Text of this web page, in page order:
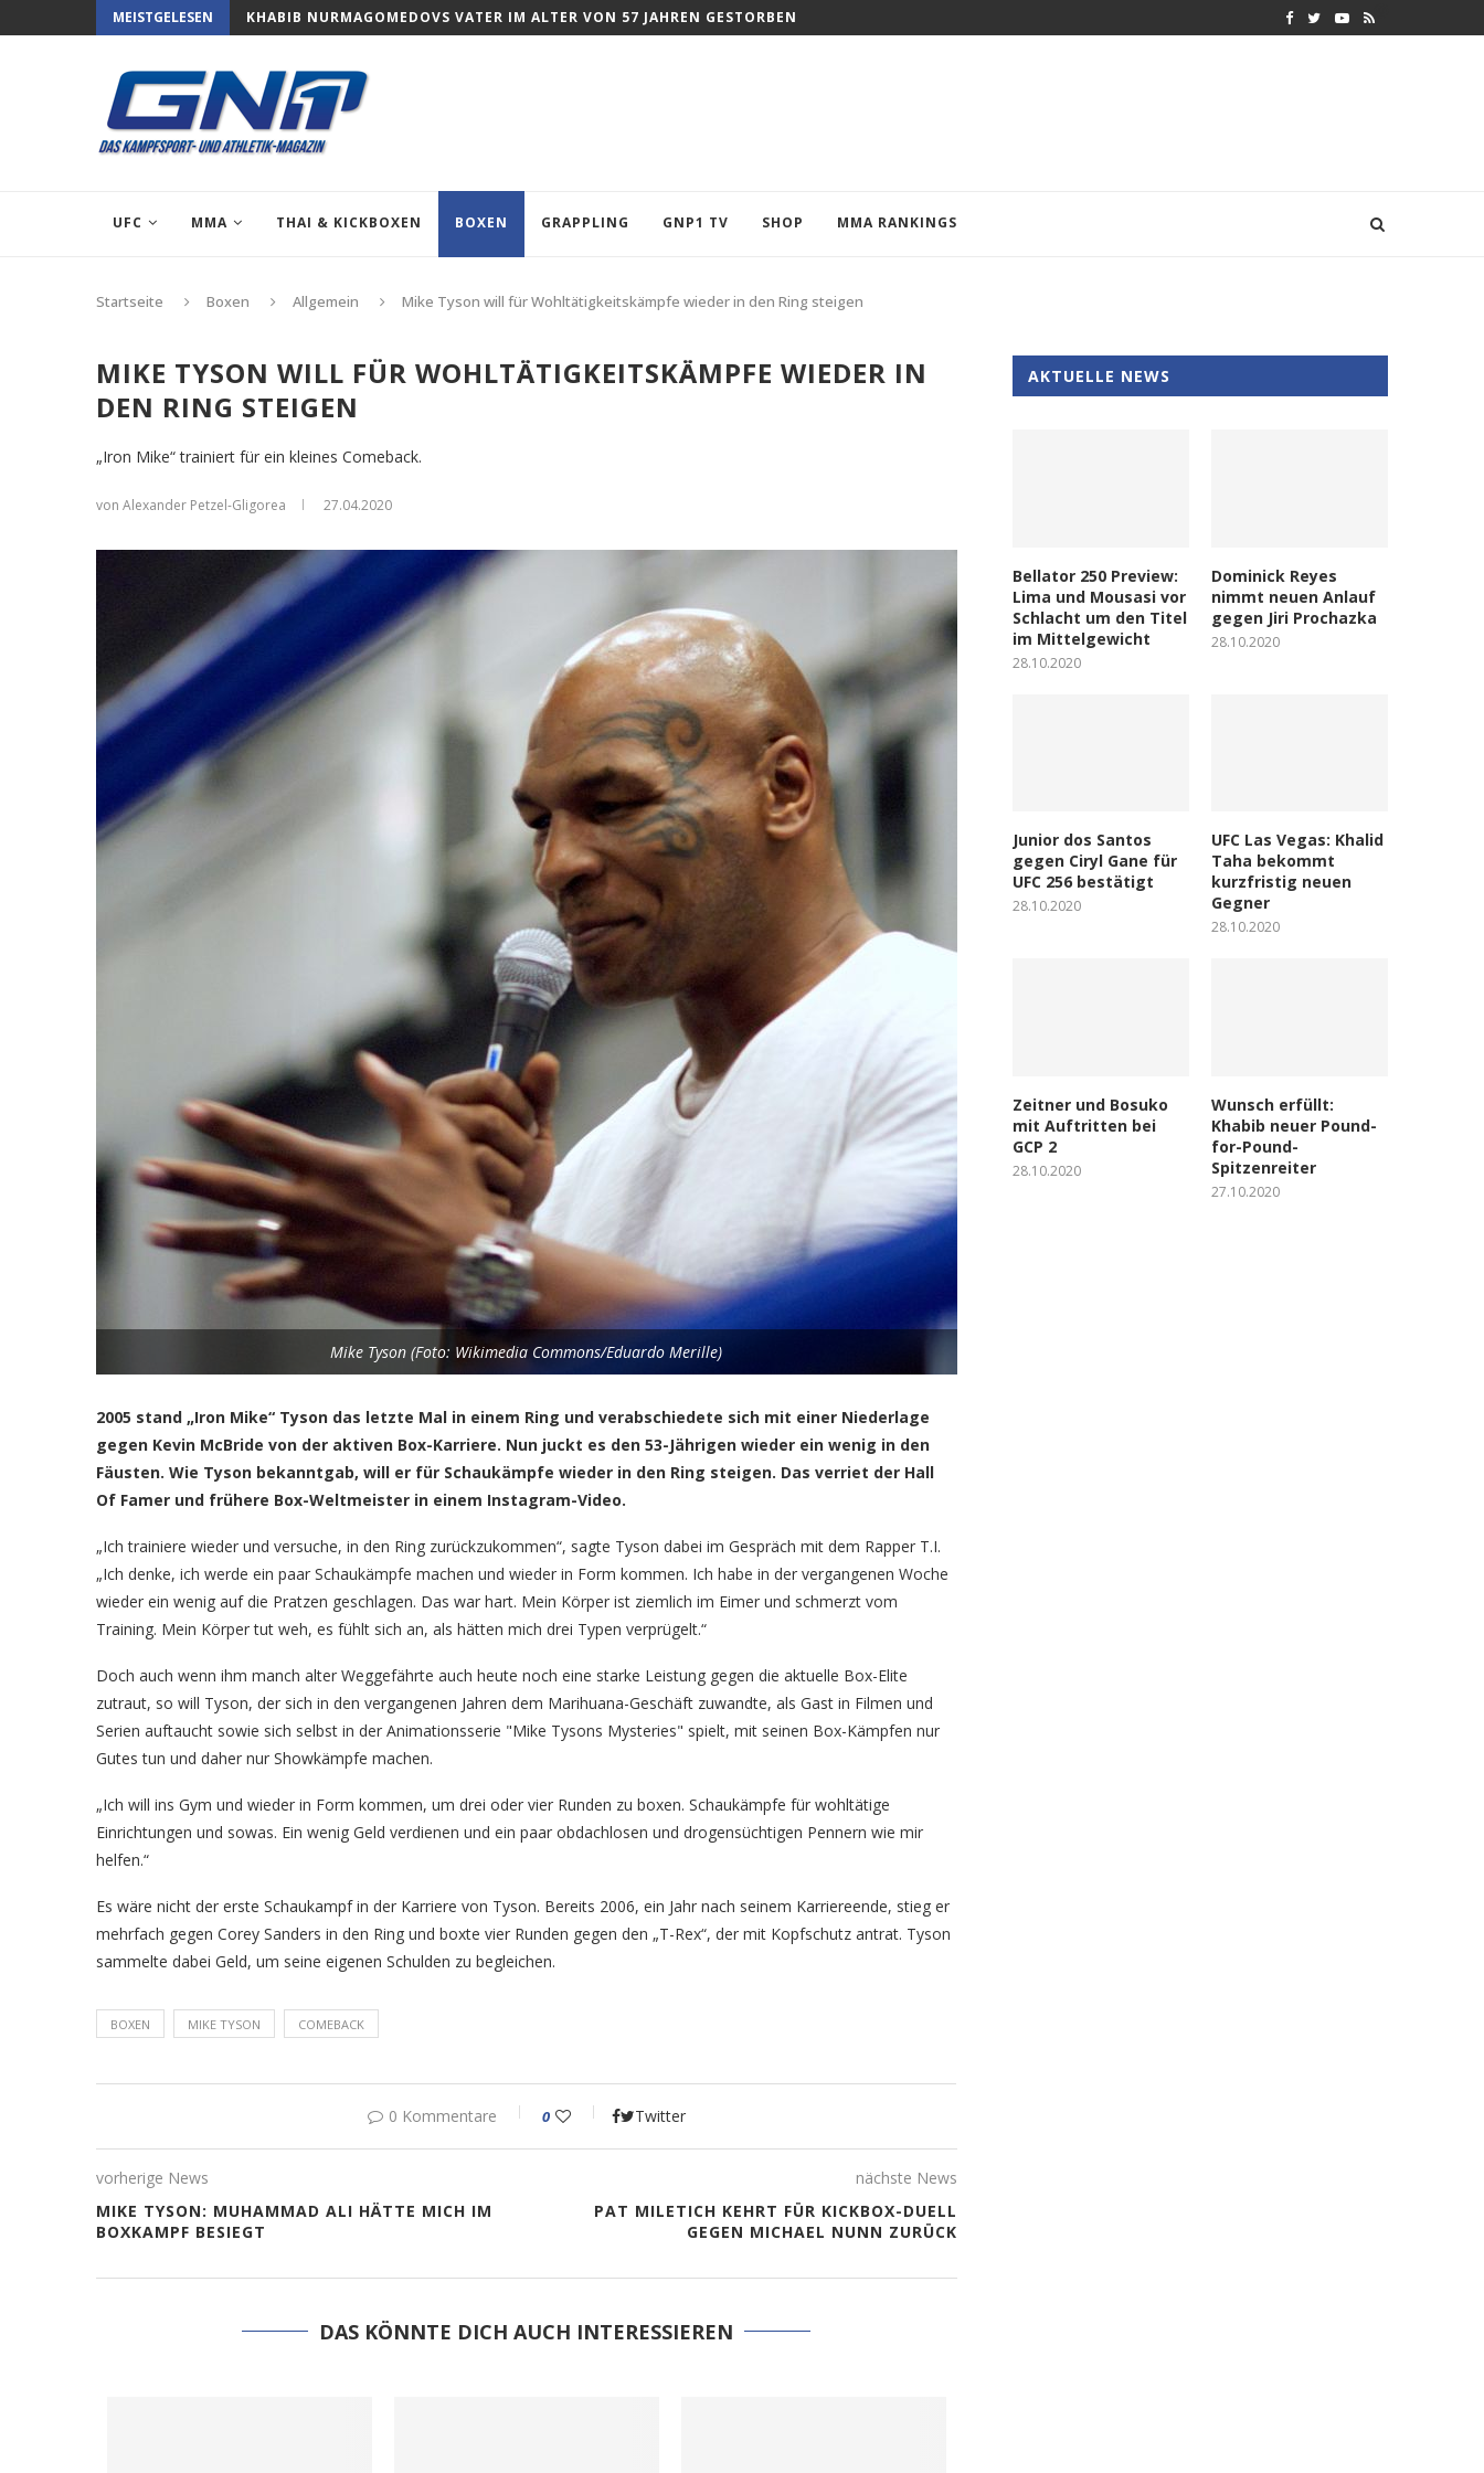
MEISTGELESEN KHABIB NURMAGOMEDOVS VATER IM ALTER VON 57 JAHREN GESTORBEN
UFC MMA THAI & KICKBOXEN BOXEN GRAPPLING GNP1 TV SHOP MMA RANKINGS
Startseite Boxen Allgemein Mike Tyson will für Wohltätigkeitskämpfe wieder in den Ring steigen
MIKE TYSON WILL FÜR WOHLTÄTIGKEITSKÄMPFE WIEDER IN
DEN RING STEIGEN
„Iron Mike“ trainiert für ein kleines Comeback.
von Alexander Petzel-Gligorea 27.04.2020
Mike Tyson (Foto: Wikimedia Commons/Eduardo Merille)
2005 stand „Iron Mike“ Tyson das letzte Mal in einem Ring und verabschiedete sich mit einer Niederlage
gegen Kevin McBride von der aktiven Box-Karriere. Nun juckt es den 53-Jährigen wieder ein wenig in den
Fäusten. Wie Tyson bekanntgab, will er für Schaukämpfe wieder in den Ring steigen. Das verriet der Hall
Of Famer und frühere Box-Weltmeister in einem Instagram-Video.
„Ich trainiere wieder und versuche, in den Ring zurückzukommen“, sagte Tyson dabei im Gespräch mit dem Rapper T.I.
„Ich denke, ich werde ein paar Schaukämpfe machen und wieder in Form kommen. Ich habe in der vergangenen Woche
wieder ein wenig auf die Pratzen geschlagen. Das war hart. Mein Körper ist ziemlich im Eimer und schmerzt vom
Training. Mein Körper tut weh, es fühlt sich an, als hätten mich drei Typen verprügelt.“
Doch auch wenn ihm manch alter Weggefährte auch heute noch eine starke Leistung gegen die aktuelle Box-Elite
zutraut, so will Tyson, der sich in den vergangenen Jahren dem Marihuana-Geschäft zuwandte, als Gast in Filmen und
Serien auftaucht sowie sich selbst in der Animationsserie "Mike Tysons Mysteries" spielt, mit seinen Box-Kämpfen nur
Gutes tun und daher nur Showkämpfe machen.
„Ich will ins Gym und wieder in Form kommen, um drei oder vier Runden zu boxen. Schaukämpfe für wohltätige
Einrichtungen und sowas. Ein wenig Geld verdienen und ein paar obdachlosen und drogensüchtigen Pennern wie mir
helfen.“
Es wäre nicht der erste Schaukampf in der Karriere von Tyson. Bereits 2006, ein Jahr nach seinem Karriereende, stieg er
mehrfach gegen Corey Sanders in den Ring und boxte vier Runden gegen den „T-Rex“, der mit Kopfschutz antrat. Tyson
sammelte dabei Geld, um seine eigenen Schulden zu begleichen.
BOXEN MIKE TYSON COMEBACK
0 Kommentare 0 Twitter
vorherige News
MIKE TYSON: MUHAMMAD ALI HÄTTE MICH IM
BOXKAMPF BESIEGT
nächste News
PAT MILETICH KEHRT FÜR KICKBOX-DUELL
GEGEN MICHAEL NUNN ZURÜCK
DAS KÖNNTE DICH AUCH INTERESSIEREN
AKTUELLE NEWS
Bellator 250 Preview:
Lima und Mousasi vor
Schlacht um den Titel
im Mittelgewicht
28.10.2020
Dominick Reyes
nimmt neuen Anlauf
gegen Jiri Prochazka
28.10.2020
Junior dos Santos
gegen Ciryl Gane für
UFC 256 bestätigt
28.10.2020
UFC Las Vegas: Khalid
Taha bekommt
kurzfristig neuen
Gegner
28.10.2020
Zeitner und Bosuko
mit Auftritten bei
GCP 2
28.10.2020
Wunsch erfüllt:
Khabib neuer Pound-
for-Pound-
Spitzenreiter
27.10.2020